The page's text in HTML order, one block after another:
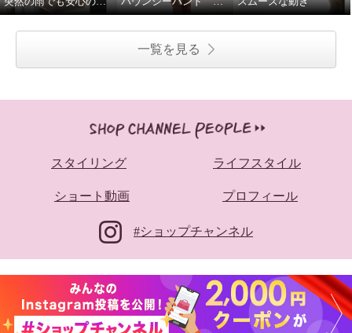
一覧を見る
スタイリング ライフスタイル
ショート動画 プロフィール
#ショップチャンネル